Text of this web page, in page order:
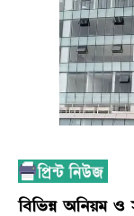
বিভিন্ন অনিয়ম